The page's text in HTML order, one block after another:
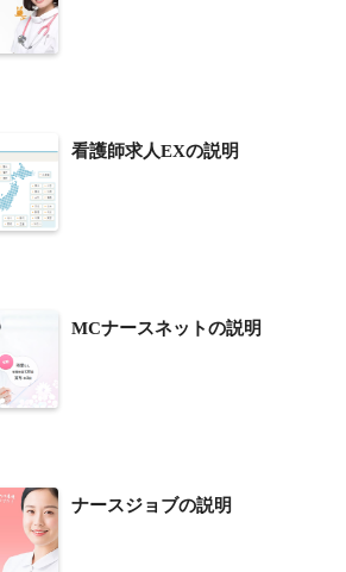
看護師求人EXの説明
MCナースネットの説明
ナースジョブの説明